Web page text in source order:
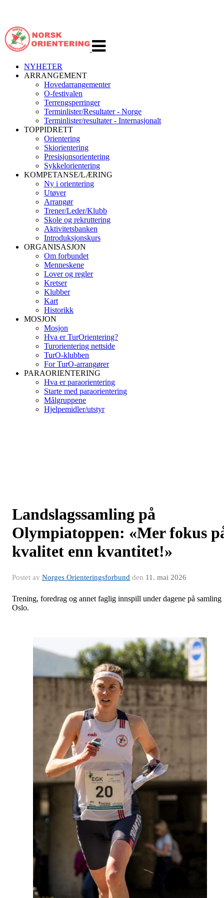
navigasjon
NYHETER
ARRANGEMENT
Hovedarrangementer
O-festivalen
Terrengsperringer
Terminlister/Resultater - Norge
Terminlister/resultater - Internasjonalt
TOPPIDRETT
Orientering
Skiorientering
Presisjonsorientering
Sykkelorientering
KOMPETANSE/LÆRING
Ny i orientering
Utøver
Arrangør
Trener/Leder/Klubb
Skole og rekruttering
Aktivitetsbanken
Introduksjonskurs
ORGANISASJON
Om forbundet
Menneskene
Lover og regler
Kretser
Klubber
Kart
Historikk
MOSJON
Mosjon
Hva er TurOrientering?
Turorientering nettside
TurO-klubben
For TurO-arrangører
PARAORIENTERING
Hva er paraorientering
Starte med paraorientering
Målgruppene
Hjelpemidler/utstyr
Landslagssamling på
Olympiatoppen: «Mer fokus
kvalitet enn kvantitet!»
Postet av Norges Orienteringsforbund den 11. mai 2026
Trening, foredrag og annet faglig innspill under dagene på samling
Oslo.